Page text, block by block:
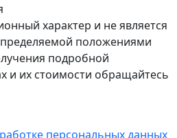
характер и не является
положениями
подробной
и их стоимости обращайтесь
персональных данных